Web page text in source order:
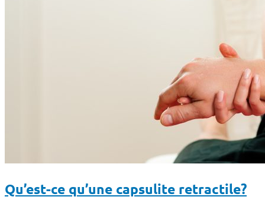
Qu’est-ce qu’une capsulite retractile?